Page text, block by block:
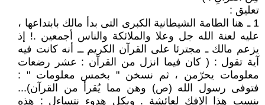
تعليق :
1 ـ هنا الطامة الشيطانية الكبرى التى بدأ مالك بابتداعها ،
عليه لعنة الله جل وعلا والملائكة والناس أجمعين .! إذ
يزعم مالك ـ مجترئا على القرآن الكريم ــ أنه كانت فيه
آية تقول : ( كان فيما انزل من القرآن : عشر رضعات
معلومات يحرّمن ، ثم نسخن " بخمس معلومات " :
فتوفى رسول الله (ص) وهن مما يُقرأ من القرآن)...
ينسب هذا الإفك لعائشة . وبكل هدوء نتساءل : هذه